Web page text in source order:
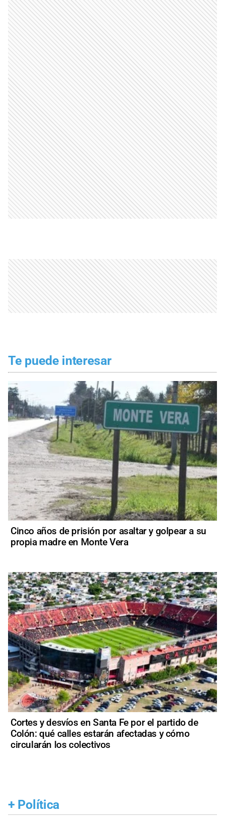
Te puede interesar
Cinco años de prisión por asaltar y golpear a su
propia madre en Monte Vera
Cortes y desvíos en Santa Fe por el partido de
Colón: qué calles estarán afectadas y cómo
circularán los colectivos
+ Política